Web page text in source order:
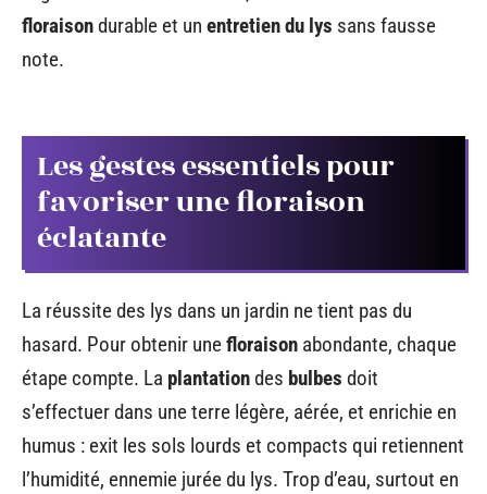
floraisondurable et un entretien du lys sans fausse
note.
Les gestes essentiels pour
favoriser une floraison
éclatante
La réussite des lys dans un jardin ne tient pas du
hasard. Pour obtenir unefloraison abondante, chaque
étape compte. La plantationdes bulbes doit
s’effectuer dans une terre légère, aérée, et enrichie en
humus : exit les sols lourds et compacts qui retiennent
l’humidité, ennemie jurée du lys. Trop d’eau, surtout en